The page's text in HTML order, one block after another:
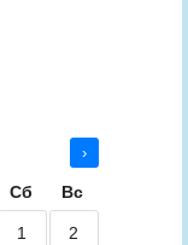
›
Сб Вс
1 2